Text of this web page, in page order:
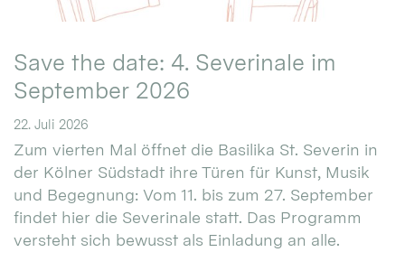
Save the date: 4. Severinale im
September 2026
22. Juli 2026
Zum vierten Mal öffnet die Basilika St. Severin in
der Kölner Südstadt ihre Türen für Kunst, Musik
und Begegnung: Vom 11. bis zum 27. September
findet hier die Severinale statt. Das Programm
versteht sich bewusst als Einladung an alle.